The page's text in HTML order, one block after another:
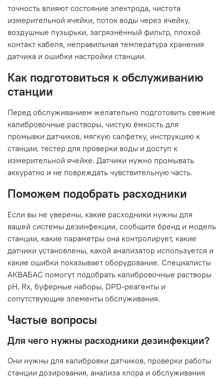
точность влияют состояние электрода, чистота
измерительной ячейки, поток воды через ячейку,
воздушные пузырьки, загрязнённый фильтр, плохой
контакт кабеля, неправильная температура хранения
датчика и ошибки настройки станции.
Как подготовиться к обслуживанию
станции
Перед обслуживанием желательно подготовить свежие
калибровочные растворы, чистую ёмкость для
промывки датчиков, мягкую салфетку, инструкцию к
станции, тестер для проверки воды и доступ к
измерительной ячейке. Датчики нужно промывать
аккуратно и не повреждать чувствительную часть.
Поможем подобрать расходники
Если вы не уверены, какие расходники нужны для
вашей системы дезинфекции, сообщите бренд и модель
станции, какие параметры она контролирует, какие
датчики установлены, какой анализатор используется и
какие ошибки показывает оборудование. Специалисты
АКВАБАС помогут подобрать калибровочные растворы
pH, Rx, буферные наборы, DPD-реагенты и
сопутствующие элементы обслуживания.
Частые вопросы
Для чего нужны расходники дезинфекции?
Они нужны для калибровки датчиков, проверки работы
станции дозирования, анализа хлора и обслуживания